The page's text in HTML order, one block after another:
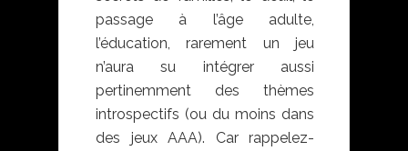
passage à l’âge adulte,
l’éducation, rarement un jeu
n’aura su intégrer aussi
pertinemment des thèmes
introspectifs (ou du moins dans
des jeux AAA). Car rappelez-